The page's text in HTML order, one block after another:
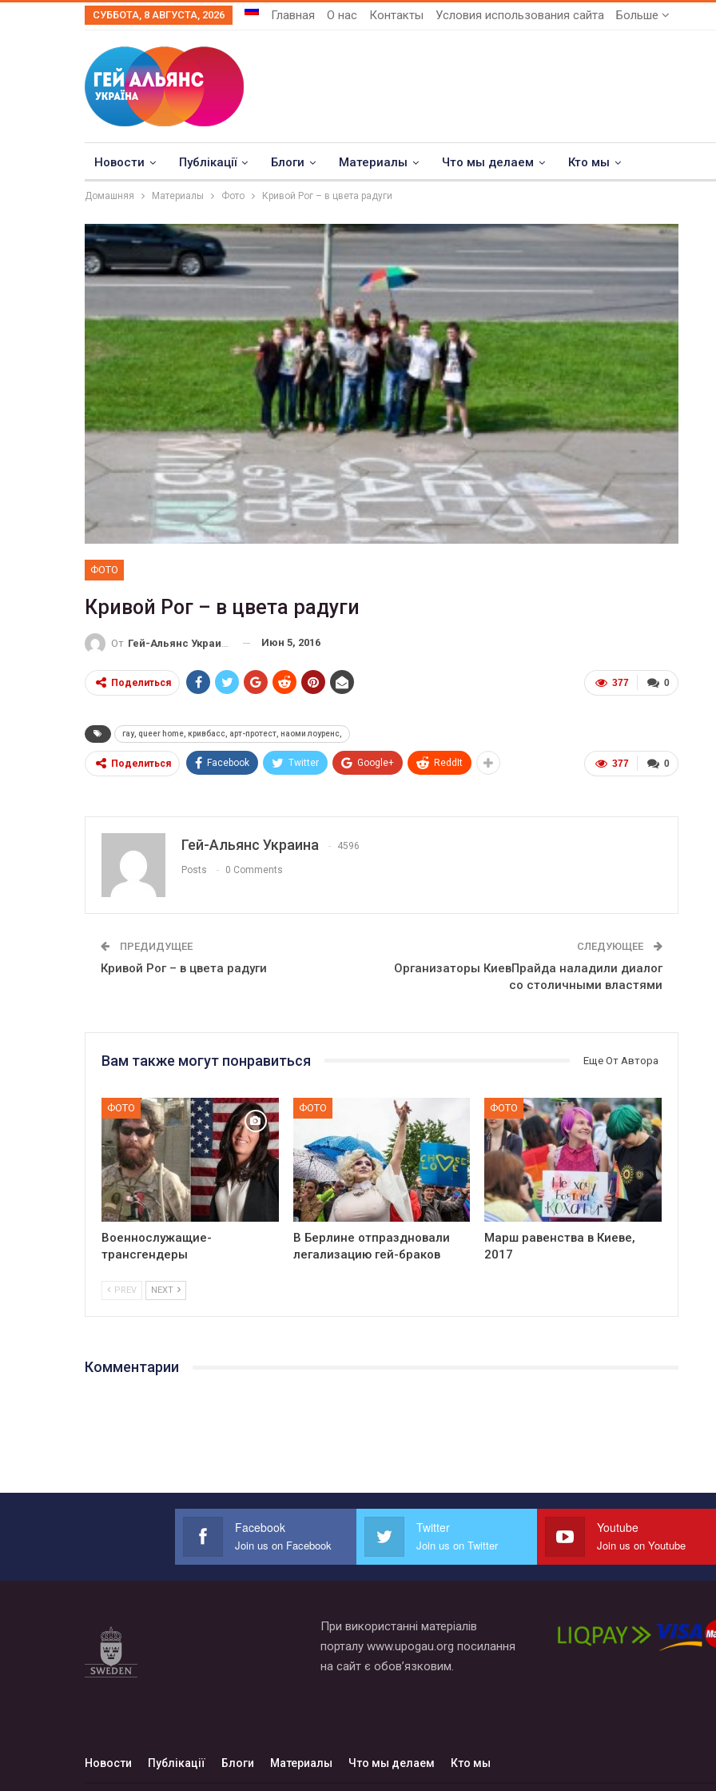
СУББОТА, 8 АВГУСТА, 2026 Главная О нас Контакты Условия использования сайта Больше
Новости Публікації Блоги Материалы Что мы делаем Кто мы
Домашняя Материалы Фото Кривой Рог – в цвета радуги
ФОТО
Кривой Рог – в цвета радуги
От Гей-Альянс Украина Июн 5, 2016
0
377
Поделиться
гау, queer home, кривбасс, арт-протест, наоми лоуренс,
0
377
Поделиться Facebook Twitter Google+ ReddIt
Гей-Альянс Украина 4596
Posts 0 Comments
ПРЕДИДУЩЕЕ
Кривой Рог – в цвета радуги
СЛЕДУЮЩЕЕ
Организаторы КиевПрайда наладили диалог
со столичными властями
Вам также могут понравиться Еще От Автора
ФОТО
Военнослужащие-
трансгендеры
ФОТО
В Берлине отпраздновали
легализацию гей-браков
ФОТО
Марш равенства в Киеве,
2017
PREV NEXT
Комментарии
ФОТО
Прайд в Тель-Авиве собрал 200
тысяч участников
ГЕЙ-АЛЬЯНС УКРАИНА Июн 10, 2017
ФОТО
Военнослужащие-трансгендеры
Июл 27, 2017
Facebook
Join us on Facebook
Twitter
Join us on Twitter
Youtube
Join us on Youtube
При використанні матеріалів
порталу www.upogau.org посилання
на сайт є обов’язковим.
Новости Публікації Блоги Материалы Что мы делаем Кто мы